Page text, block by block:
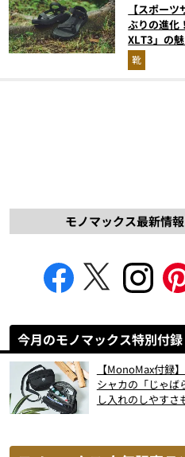
【スポー
ぶりの進化
XLT3」の
解説！
靴
モノマックス最新情
今月のモノマックス特別付録
【MonoMax付録
シャカの「じゃば
し入れのしやすさ